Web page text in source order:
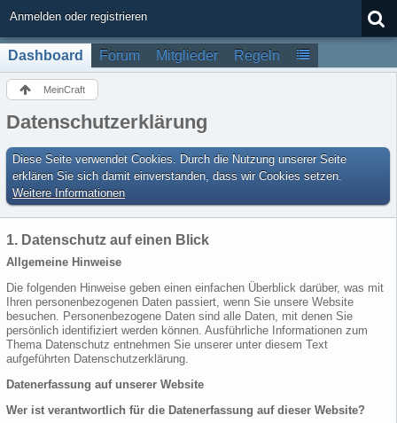
Anmelden oder registrieren
Dashboard Forum Mitglieder Regeln
MeinCraft
Datenschutzerklärung
Diese Seite verwendet Cookies. Durch die Nutzung unserer Seite
erklären Sie sich damit einverstanden, dass wir Cookies setzen.
Weitere Informationen
1. Datenschutz auf einen Blick
Allgemeine Hinweise
Die folgenden Hinweise geben einen einfachen Überblick darüber, was mit
Ihren personenbezogenen Daten passiert, wenn Sie unsere Website
besuchen. Personenbezogene Daten sind alle Daten, mit denen Sie
persönlich identifiziert werden können. Ausführliche Informationen zum
Thema Datenschutz entnehmen Sie unserer unter diesem Text
aufgeführten Datenschutzerklärung.
Datenerfassung auf unserer Website
Wer ist verantwortlich für die Datenerfassung auf dieser Website?